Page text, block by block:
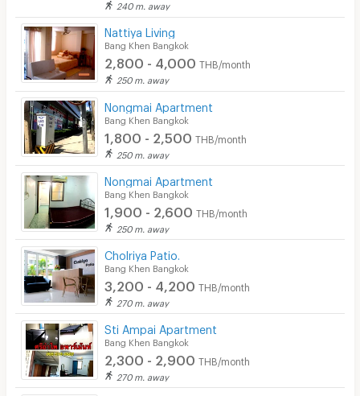
240 m. away
Nattiya Living
Bang Khen Bangkok
2,800 - 4,000 THB/month
250 m. away
Nongmai Apartment
Bang Khen Bangkok
1,800 - 2,500 THB/month
250 m. away
Nongmai Apartment
Bang Khen Bangkok
1,900 - 2,600 THB/month
250 m. away
Cholriya Patio.
Bang Khen Bangkok
3,200 - 4,200 THB/month
270 m. away
Sti Ampai Apartment
Bang Khen Bangkok
2,300 - 2,900 THB/month
270 m. away